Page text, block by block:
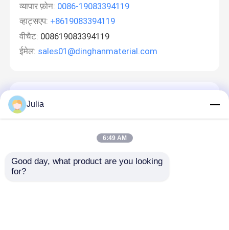
व्यापार फ़ोन: 0086-19083394119
व्हाट्सएप: +8619083394119
वीचैट: 008619083394119
ईमेल: sales01@dinghanmaterial.com
Julia
6:49 AM
Good day, what product are you looking
for?